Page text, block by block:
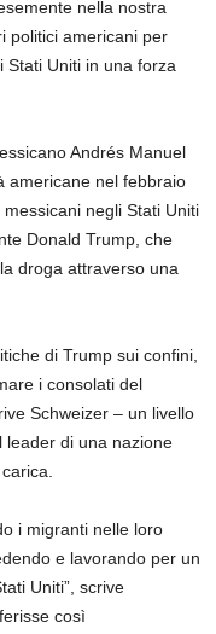
nella nostra
politici americani per
Stati Uniti in una forza
Andrés Manuel
americane nel febbraio
negli Stati Uniti
Donald Trump, che
droga attraverso una
di Trump sui confini,
i consolati del
Schweizer – un livello
leader di una nazione
i migranti nelle loro
e lavorando per un
Uniti”, scrive
così